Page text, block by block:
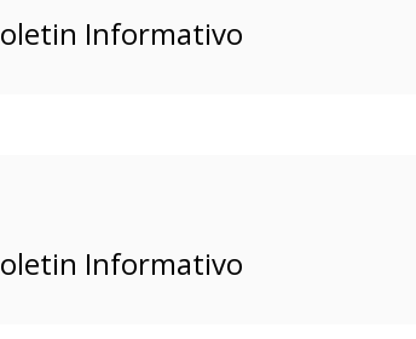
Informativo
Informativo